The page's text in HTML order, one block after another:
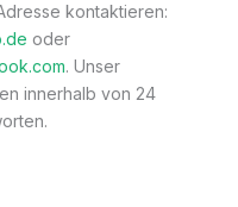
kontaktieren:
oder
. Unser
innerhalb von 24